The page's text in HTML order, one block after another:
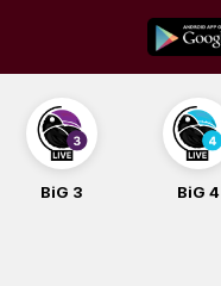
content
BiG 3 BiG 4